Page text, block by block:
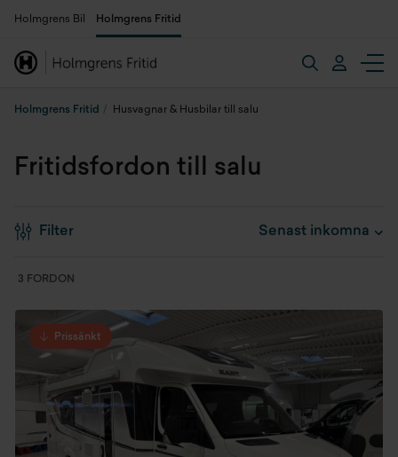
Holmgrens Bil Holmgrens Fritid
Holmgrens Fritid Husvagnar & Husbilar till salu
Fritidsfordon till salu
Filter
3 FORDON
Prissänkt